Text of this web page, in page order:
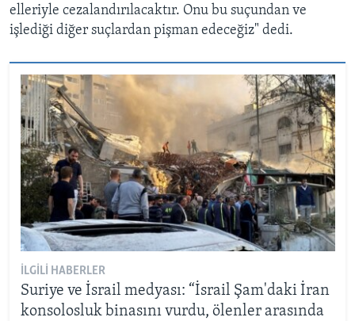
elleriyle cezalandırılacaktır. Onu bu suçundan ve
işlediği diğer suçlardan pişman edeceğiz" dedi.
İLGILI HABERLER
Suriye ve İsrail medyası: “İsrail Şam'daki İran
konsolosluk binasını vurdu, ölenler arasında